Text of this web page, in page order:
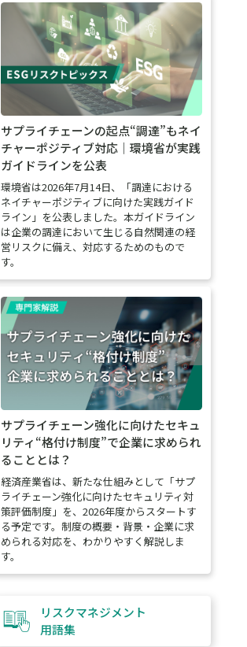
サプライチェーンの起点“調達”もネイ
チャーポジティブ対応｜環境省が実践
ガイドラインを公表
環境省は2026年7月14日、「調達における
ネイチャーポジティブに向けた実践ガイド
ライン」を公表しました。本ガイドライン
は企業の調達において生じる自然関連の経
営リスクに備え、対応するためのもので
す。
サプライチェーン強化に向けたセキュ
リティ“格付け制度”で企業に求められ
ることとは？
経済産業省は、新たな仕組みとして「サプ
ライチェーン強化に向けたセキュリティ対
策評価制度」を、2026年度からスタートす
る予定です。制度の概要・背景・企業に求
められる対応を、わかりやすく解説しま
す。
リスクマネジメント
用語集